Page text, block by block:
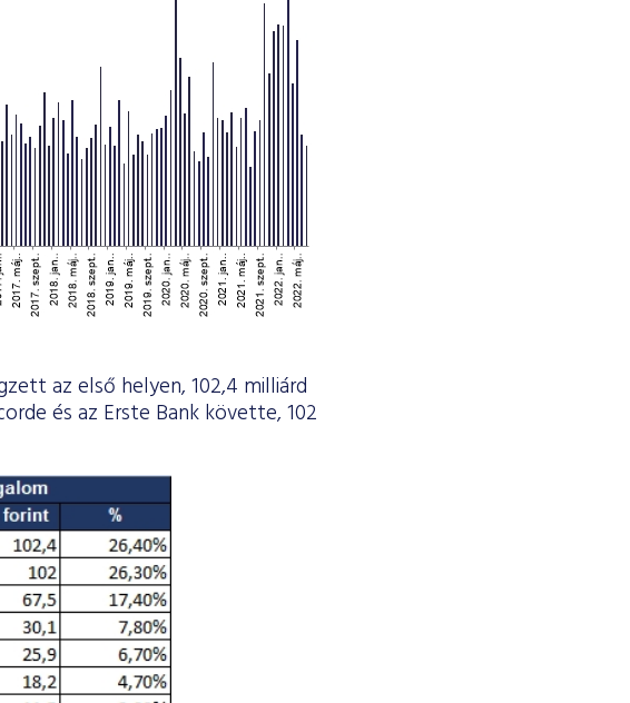
az első helyen, 102,4 milliárd
és az Erste Bank követte, 102